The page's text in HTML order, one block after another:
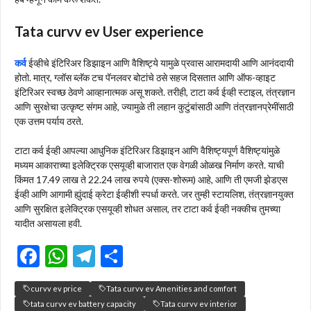
Tata curvv ev User experience
कर्वईव्हीचे इंटिरिअर डिझाइन आणि वैशिष्ट्ये यामुळे प्रवास आरामदायी आणि आनंददायी
होतो. मात्र, ग्लॉस ब्लॅक टच पॅनलवर बोटांचे ठसे सहज दिसतात आणि ऑफ-व्हाइट
इंटिरिअर स्वच्छ ठेवणे आव्हानात्मक असू शकते. तरीही, टाटा कर्व ईव्ही स्टाइल, तंत्रज्ञान
आणि सुरक्षेचा उत्कृष्ट संगम आहे, ज्यामुळे ती लहान कुटुंबांसाठी आणि तंत्रज्ञानप्रेमींसाठी
एक उत्तम पर्याय ठरते.
टाटा कर्व ईव्ही आपल्या आधुनिक इंटिरिअर डिझाइन आणि वैशिष्ट्यपूर्ण वैशिष्ट्यांमुळे
मध्यम आकाराच्या इलेक्ट्रिक एसयूव्ही बाजारात एक वेगळी ओळख निर्माण करते. याची
किंमत 17.49 लाख ते 22.24 लाख रुपये (एक्स-शोरूम) आहे, आणि ती एमजी झेडएस
ईव्ही आणि आगामी ह्युंदाई क्रेटा ईव्हीशी स्पर्धा करते. जर तुम्ही स्टायलिश, तंत्रज्ञानयुक्त
आणि सुरक्षित इलेक्ट्रिक एसयूव्ही शोधत असाल, तर टाटा कर्व ईव्ही नक्कीच तुमच्या
यादीत असायला हवी.
F
ac
e
W
h
at
T
el
e
h
ar
curvv ev price
Tata curvv ev Amenities and comfort
tata curvv ev battery capacity
Tata curvv ev interior